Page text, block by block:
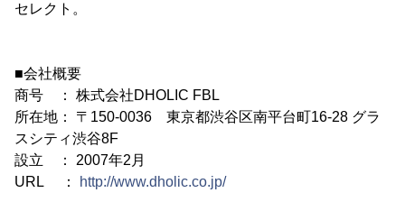
セレクト。
■会社概要
商号 ： 株式会社DHOLIC FBL
所在地： 〒150-0036 東京都渋谷区南平台町16-28 グラ
スシティ渋谷8F
設立 ： 2007年2月
URL ：
http://www.dholic.co.jp/